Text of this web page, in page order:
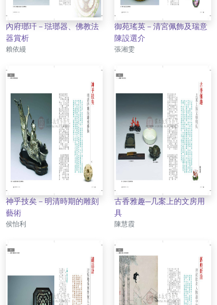
內府瑯玕－琺瑯器、佛教法
器賞析
作者
賴依縵
御苑瑤英－清宮佩飾及瑞意
陳設選介
作者
張湘雯
神乎技矣－明清時期的雕刻
藝術
作者
侯怡利
古香雅趣─几案上的文房用
具
作者
陳慧霞